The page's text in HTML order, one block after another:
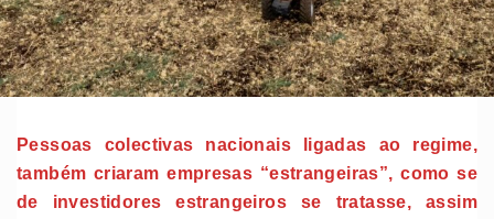
Pessoas colectivas nacionais ligadas ao regime,
também criaram empresas “estrangeiras”, como se
de investidores estrangeiros se tratasse, assim